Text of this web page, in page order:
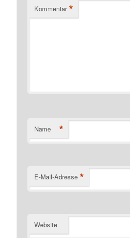
Kommentar *
Name *
E-Mail-Adresse *
Website